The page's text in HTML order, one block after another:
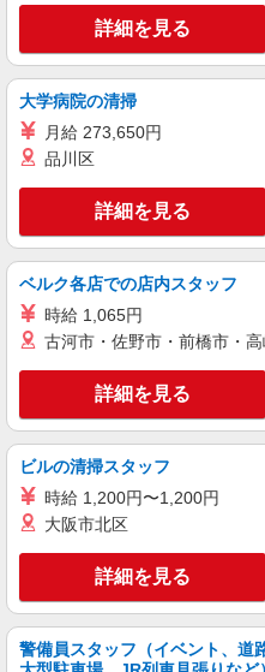
詳細を見る
大学病院の清掃
月給 273,650円
品川区
詳細を見る
ベルク各店での店内スタッフ
時給 1,065円
古河市・佐野市・前橋市・
詳細を見る
ビルの清掃スタッフ
時給 1,200円〜1,200円
大阪市北区
詳細を見る
警備員スタッフ（イベント、道